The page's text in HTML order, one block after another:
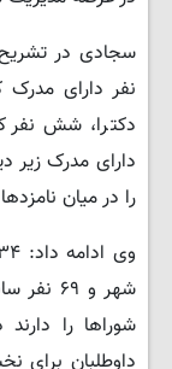
دکترا، شش نفر
دارای مدرک زیر
را در میان
شهر و
داوطلبان برای